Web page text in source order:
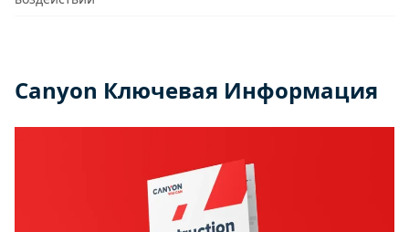
Canyon Ключевая Информация